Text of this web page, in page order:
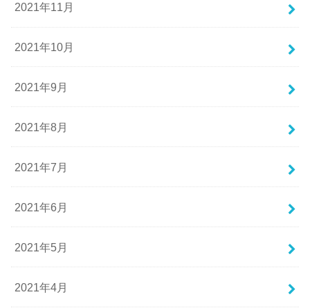
2021年11月
2021年10月
2021年9月
2021年8月
2021年7月
2021年6月
2021年5月
2021年4月